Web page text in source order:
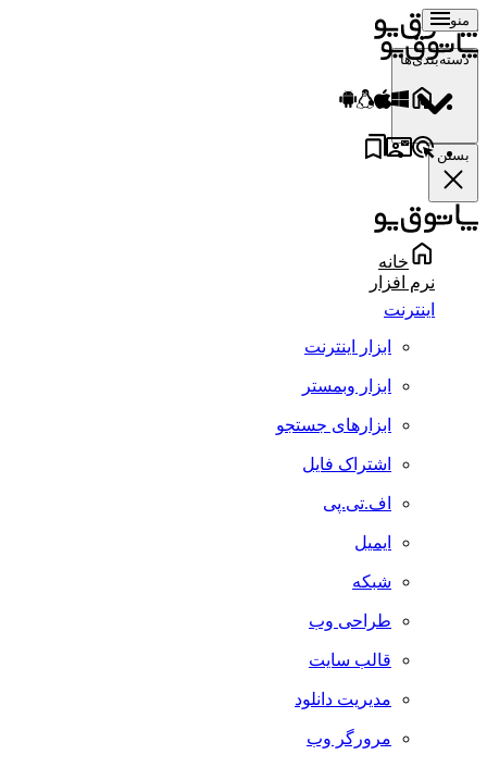
منو
دسته‌بندی‌ها
بستن
خانه
نرم افزار
اینترنت
ابزار اینترنت
ابزار وبمستر
ابزارهای جستجو
اشتراک فایل
اف.تی.پی
ایمیل
شبکه
طراحی وب
قالب سایت
مدیریت دانلود
مرورگر وب